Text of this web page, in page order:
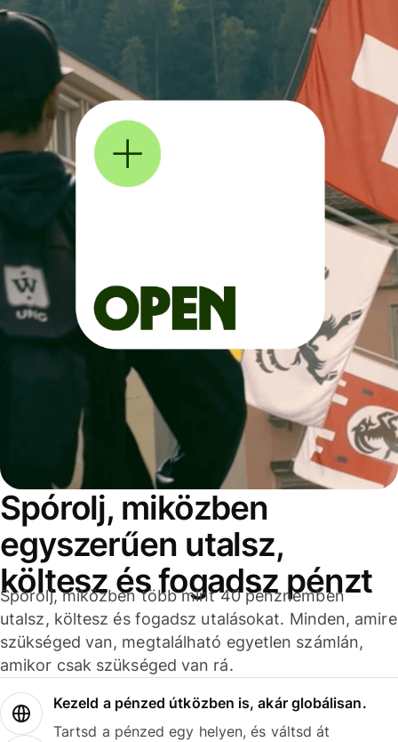
Spórolj, miközben
egyszerűen utalsz,
költesz és fogadsz pénzt
Spórolj, miközben több mint 40 pénznemben
utalsz, költesz és fogadsz utalásokat. Minden, amire
szükséged van, megtalálható egyetlen számlán,
amikor csak szükséged van rá.
Kezeld a pénzed útközben is, akár globálisan.
Tartsd a pénzed egy helyen, és váltsd át